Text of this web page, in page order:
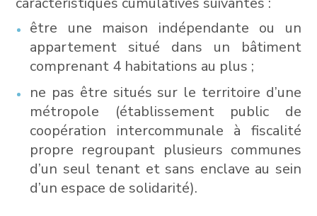
être une maison indépendante ou un
appartement situé dans un bâtiment
comprenant 4 habitations au plus ;
ne pas être situés sur le territoire d’une
métropole (établissement public de
coopération intercommunale à fiscalité
propre regroupant plusieurs communes
d’un seul tenant et sans enclave au sein
d’un espace de solidarité).